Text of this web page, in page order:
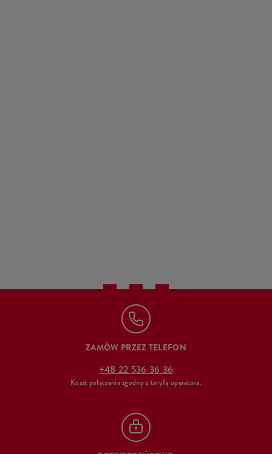
ZAMÓW PRZEZ TELEFON
+48 22 536 36 36
Koszt połączenia zgodny z taryfą operatora.